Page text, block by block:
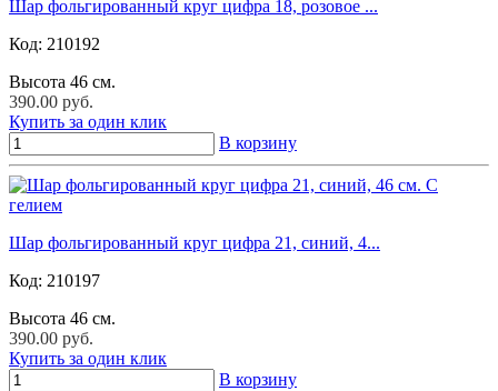
Шар фольгированный круг цифра 18, розовое ...
Код: 210192
Высота 46 см.
390.00 руб.
Купить за один клик
В корзину
Шар фольгированный круг цифра 21, синий, 4...
Код: 210197
Высота 46 см.
390.00 руб.
Купить за один клик
В корзину